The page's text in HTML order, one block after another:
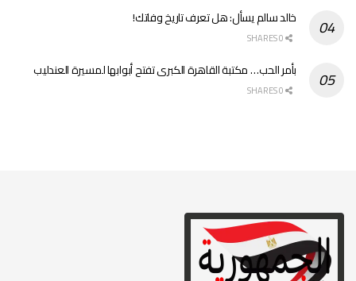
خالد سالم يسأل: هل تعرف تاريخ وفاتك!
بأمر الحب… مكتبة القاهرة الكبرى تفتح أبوابها لمسيرة العندليب